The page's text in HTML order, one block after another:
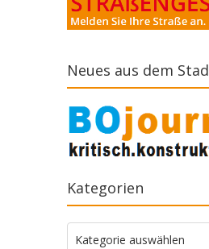
Neues aus dem
Kategorien
Kategorien
Kategorie auswählen